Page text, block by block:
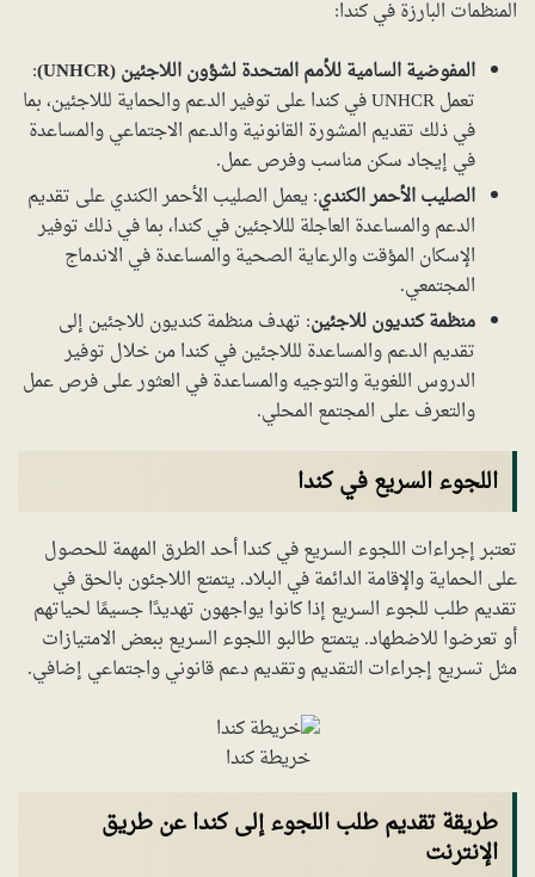
المنظمات البارزة في كندا:
المفوضية السامية للأمم المتحدة لشؤون اللاجئين (UNHCR)
:
تعمل UNHCR في كندا على توفير الدعم والحماية لللاجئين، بما
في ذلك تقديم المشورة القانونية والدعم الاجتماعي والمساعدة
في إيجاد سكن مناسب وفرص عمل.
الصليب الأحمر الكندي: يعمل الصليب الأحمر الكندي على تقديم
الدعم والمساعدة العاجلة لللاجئين في كندا، بما في ذلك توفير
الإسكان المؤقت والرعاية الصحية والمساعدة في الاندماج
المجتمعي.
منظمة كنديون للاجئين: تهدف منظمة كنديون للاجئين إلى
تقديم الدعم والمساعدة لللاجئين في كندا من خلال توفير
الدروس اللغوية والتوجيه والمساعدة في العثور على فرص عمل
والتعرف على المجتمع المحلي.
اللجوء السريع في كندا
تعتبر إجراءات اللجوء السريع في كندا أحد الطرق المهمة للحصول
على الحماية والإقامة الدائمة في البلاد. يتمتع اللاجئون بالحق في
تقديم طلب للجوء السريع إذا كانوا يواجهون تهديدًا جسيمًا لحياتهم
أو تعرضوا للاضطهاد. يتمتع طالبو اللجوء السريع ببعض الامتيازات
مثل تسريع إجراءات التقديم وتقديم دعم قانوني واجتماعي إضافي.
خريطة كندا
طريقة تقديم طلب اللجوء إلى كندا عن طريق
الإنترنت